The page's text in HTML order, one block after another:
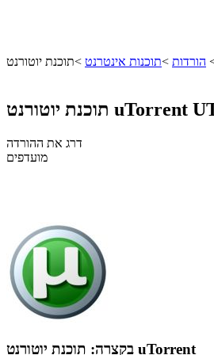
הורדות >תוכנות אינטרנט >
תוכנת יוטורנט uTorrent
דרג את ההורדה
מועדפים
בקצרה: תוכנת יוטורנט uTorrent